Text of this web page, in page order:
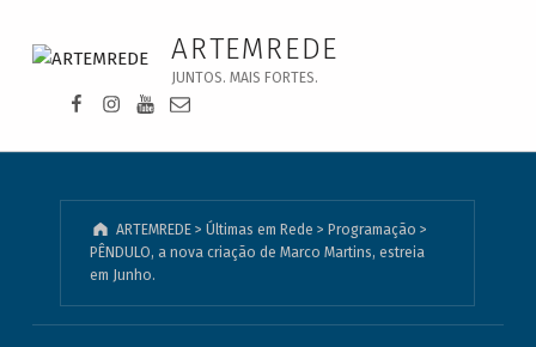
PÊNDULO, a nova criação de Marco Martins, estreia em Junho. - ARTEMREDE
ARTEMREDE
JUNTOS. MAIS FORTES.
Facebook da Artemrede
Instagram da Artemrede
Youtube da Artemrede
Email para artemrede@artemrede.pt
ARTEMREDE> Últimas em Rede > Programação >
PÊNDULO, a nova criação de Marco Martins, estreia
em Junho.